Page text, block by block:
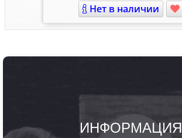
Нет в наличии
ИНФОРМАЦИЯ